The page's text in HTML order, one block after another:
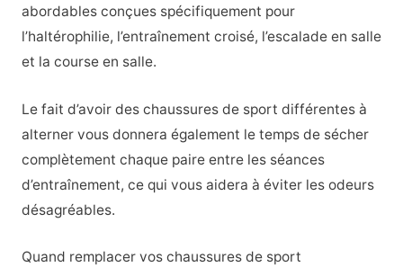
abordables conçues spécifiquement pour
l’haltérophilie, l’entraînement croisé, l’escalade en salle
et la course en salle.
Le fait d’avoir des chaussures de sport différentes à
alterner vous donnera également le temps de sécher
complètement chaque paire entre les séances
d’entraînement, ce qui vous aidera à éviter les odeurs
désagréables.
Quand remplacer vos chaussures de sport